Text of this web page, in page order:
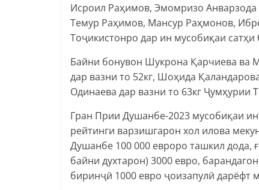
Исроил Раҳимов, Эмомризо Анварзода
Темур Раҳимов, Мансур Раҳмонов,
Тоҷикистонро дар ин мусобиқаи
Байни бонувон Шукрона Қарчиева ва
дар вазни то 52кг, Шоҳида
Одинаева дар вазни то 63кг Ҷумҳурии
Гран Прии Душанбе-2023 мусобиқаи
рейтинги варзишгарон хол илова
Душанбе 100 000 евроро ташкил дода,
байни духтарон) 3000 евро,
биринҷӣ 1000 евро ҷоизапулӣ дарёфт